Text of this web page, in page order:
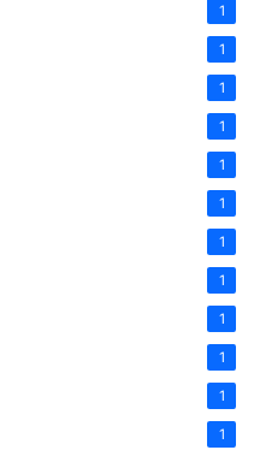
1
1
1
1
1
1
1
1
1
1
1
1